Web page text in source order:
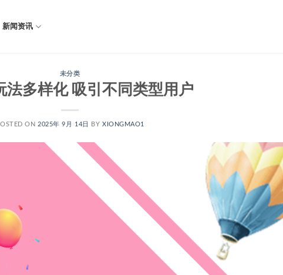
新闻资讯
未分类
法多样化 吸引不同类型用户
ON 2025年 9月 14日 BYXIONGMAO1